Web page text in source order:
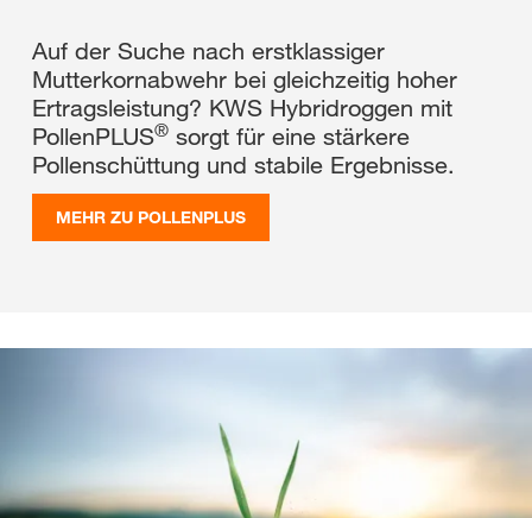
Auf der Suche nach erstklassiger
Mutterkornabwehr bei gleichzeitig hoher
Ertragsleistung? KWS Hybridroggen mit
PollenPLUS® sorgt für eine stärkere
Pollenschüttung und stabile Ergebnisse.
MEHR ZU POLLENPLUS